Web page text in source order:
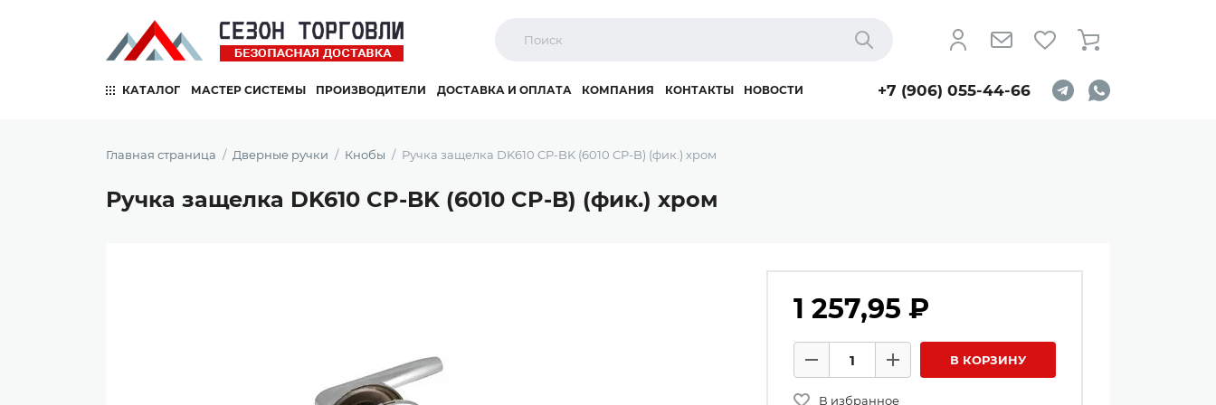
Найти
КАТАЛОГ МАСТЕР СИСТЕМЫ ПРОИЗВОДИТЕЛИ ДОСТАВКА И ОПЛАТА КОМПАНИЯ КОНТАКТЫ НОВОСТИ +7 (906) 055-44-66
Главная страница Дверные ручки Кнобы Ручка защелка DK610 CP-BK (6010 CP-B) (фик.) хром
Ручка защелка DK610 CP-BK (6010 CP-B) (фик.) хром
1 257,95 ₽
Количество товаров
Минус
Плюс В КОРЗИНУ
В избранное